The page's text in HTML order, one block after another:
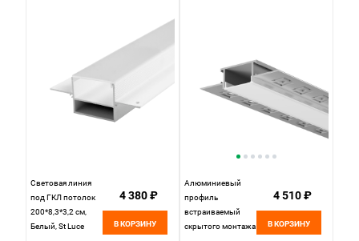
Световая линия
под ГКЛ потолок
200*8,3*3,2 см,
Белый, St Luce
4 380 ₽
В КОРЗИНУ
Алюминиевый
профиль
встраиваемый
скрытого монтажа
4 510 ₽
В КОРЗИНУ